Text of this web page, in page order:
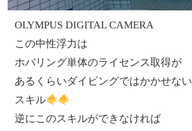
OLYMPUS DIGITAL CAMERA
この中性浮力は
ホバリング単体のライセンス取得が
あるくらいダイビングではかかせない
スキル
逆にこのスキルができなければ